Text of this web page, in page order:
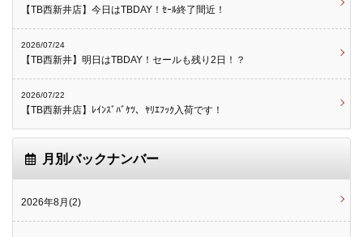
【TB西新井店】今日はTBDAY！ｾｰﾙ終了間近！
2026/07/24
【TB西新井】明日はTBDAY！セールも残り2日！？
2026/07/22
【TB西新井店】ﾚｲﾝｽﾞﾊﾞｹﾂ、ﾔﾘｴﾌｯｸ入荷です！
月別バックナンバー
2026年8月(2)